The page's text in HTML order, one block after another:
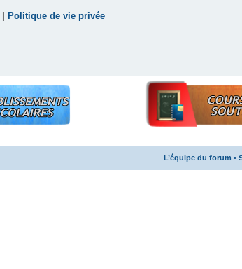
Politique de vie privée
L’équipe du forum •